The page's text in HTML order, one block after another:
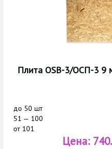
Плита OSB-3/ОСП-3 9
до 50 шт
51 — 100
от101
Цена: